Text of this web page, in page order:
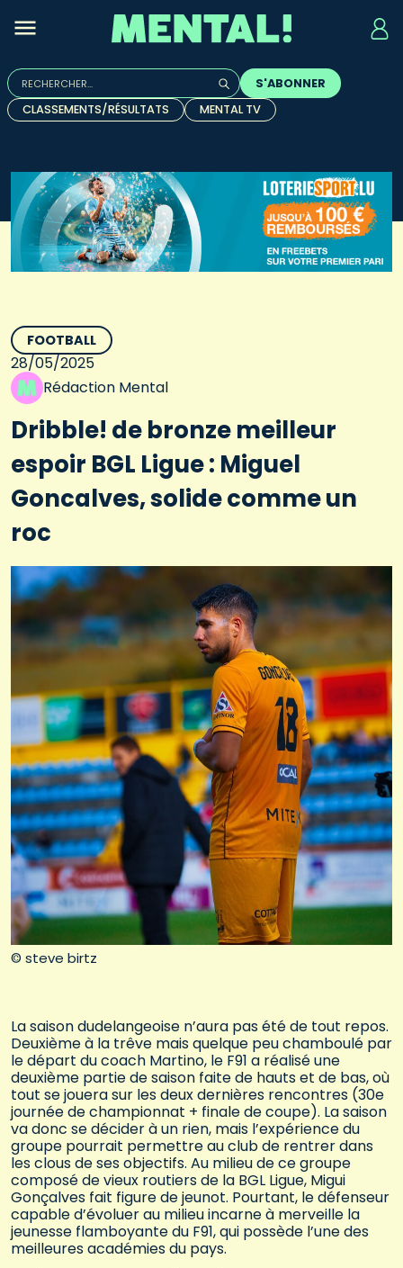
Rechercher :
Quand les résultats de l'auto-complétion sont
S'ABONNER
CLASSEMENTS/RÉSULTATS
MENTAL TV
© steve birtz
FOOTBALL
28/05/2025
Rédaction Mental
Dribble! de bronze meilleur
espoir BGL Ligue : Miguel
Goncalves, solide comme un
roc
La saison dudelangeoise n’aura pas été de tout repos.
Deuxième à la trêve mais quelque peu chamboulé par
le départ du coach Martino, le F91 a réalisé une
deuxième partie de saison faite de hauts et de bas, où
tout se jouera sur les deux dernières rencontres (30e
journée de championnat + finale de coupe). La saison
va donc se décider à un rien, mais l’expérience du
groupe pourrait permettre au club de rentrer dans
les clous de ses objectifs. Au milieu de ce groupe
composé de vieux routiers de la BGL Ligue, Migui
Gonçalves fait figure de jeunot. Pourtant, le défenseur
capable d’évoluer au milieu incarne à merveille la
jeunesse flamboyante du F91, qui possède l’une des
meilleures académies du pays.